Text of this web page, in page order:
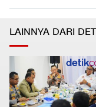
LAINNYA DARI